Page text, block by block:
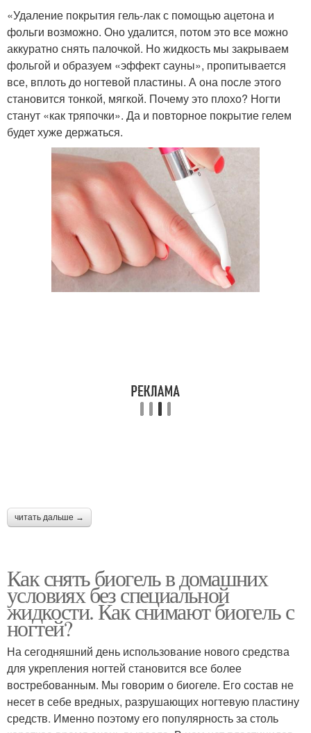
«Удаление покрытия гель-лак с помощью ацетона и
фольги возможно. Оно удалится, потом это все можно
аккуратно снять палочкой. Но жидкость мы закрываем
фольгой и образуем «эффект сауны», пропитывается
все, вплоть до ногтевой пластины. А она после этого
становится тонкой, мягкой. Почему это плохо? Ногти
станут «как тряпочки». Да и повторное покрытие гелем
будет хуже держаться.
читать дальше →
Как снять биогель в домашних
условиях без специальной
жидкости. Как снимают биогель с
ногтей?
На сегодняшний день использование нового средства
для укрепления ногтей становится все более
востребованным. Мы говорим о биогеле. Его состав не
несет в себе вредных, разрушающих ногтевую пластину
средств. Именно поэтому его популярность за столь